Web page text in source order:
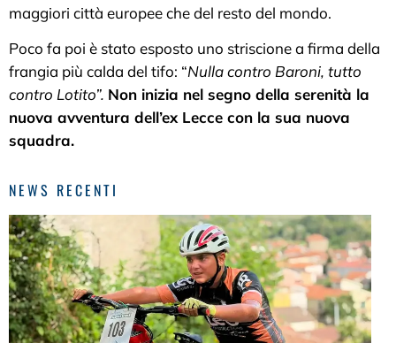
maggiori città europee che del resto del mondo.
Poco fa poi è stato esposto uno striscione a firma della
frangia più calda del tifo: “Nulla contro Baroni, tutto
contro Lotito”. Non inizia nel segno della serenità la
nuova avventura dell’ex Lecce con la sua nuova
squadra.
NEWS RECENTI